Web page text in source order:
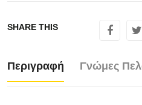
SHARE THIS
Περιγραφή Γνώμες